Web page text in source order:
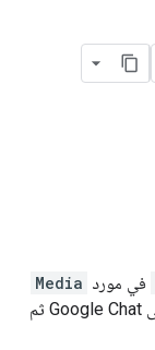
في مورد Media
ضِمن Google Chat API لتحميل وسائط (ملف) إلى Google Chat ثم